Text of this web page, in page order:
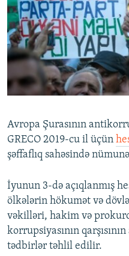
VIDEO
FOTOQALEREYA
İNFOQRAFIKA
KARIKATURA
RADIO ARXIV
OXU ZALI
AZƏRBAYCAN ƏDƏBIYYATI
İSLAM VƏ DEMOKRATIYA
İZ - MƏDƏNIYYƏT PROQRAMI
HAQQIMIZDA
MISSIYAMIZ
PEŞƏ ETIKASI VƏ
MATERIALLARIMIZDAN ISTIFADƏ
BIZIMLƏ ƏLAQƏ
XƏBƏR BÜLLETENLƏRIMIZ
BIZI IZLƏ
Avropa Şurasının
GRECO 2019-cu il üçün
şəffaflıq sahəsində
İyunun 3-də açıqlanmış
ölkələrin hökumət və
vəkilləri, hakim və
korrupsiyasının
tədbirlər təhlil edilir.